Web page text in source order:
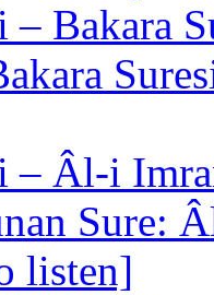
Bakara
– Âl-i
Sure:
listen]